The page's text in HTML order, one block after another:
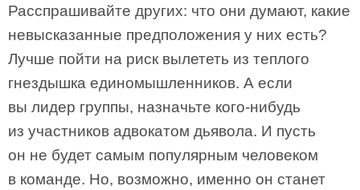
Расспрашивайте других: что они думают, какие
невысказанные предположения у них есть?
Лучше пойти на риск вылететь из теплого
гнездышка единомышленников. А если
вы лидер группы, назначьте кого-нибудь
из участников адвокатом дьявола. И пусть
он не будет самым популярным человеком
в команде. Но, возможно, именно он станет